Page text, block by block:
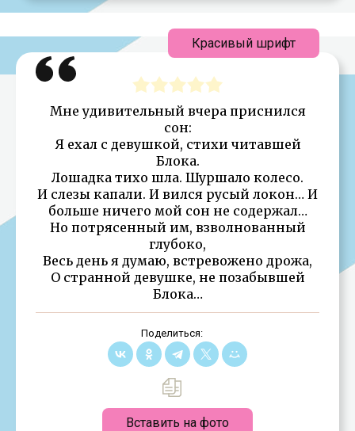
Мне удивительный вчера приснился
сон:
Я ехал с девушкой, стихи читавшей
Блока.
Лошадка тихо шла. Шуршало колесо.
И слезы капали. И вился русый локон… И
больше ничего мой сон не содержал…
Но потрясенный им, взволнованный
глубоко,
Весь день я думаю, встревожено дрожа,
О странной девушке, не позабывшей
Блока…
Поделиться:
Вставить на фото
Красивый шрифт